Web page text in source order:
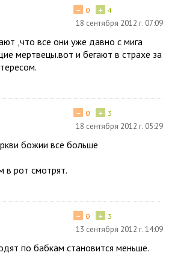
+ 4
− 0
18 сентября 2012 г. 07:09
,что все они уже давно с мига
мертвецы.вот и бегают в страхе за
+ 3
− 0
18 сентября 2012 г. 05:29
божии всё больше
рот смотрят.
+ 3
− 0
13 сентября 2012 г. 14:09
по бабкам становится меньше.